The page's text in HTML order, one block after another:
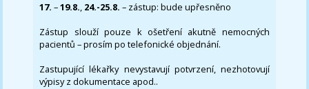
17. –19.8., 24.-25.8. – zástup: bude upřesněno
Zástup slouží pouze k ošetření akutně nemocných
pacientů – prosím po telefonické objednání.
Zastupující lékařky nevystavují potvrzení, nezhotovují
výpisy z dokumentace apod..